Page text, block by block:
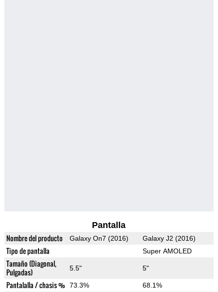
Pantalla
Nombre del producto Galaxy On7 (2016) Galaxy J2 (2016)
Tipo de pantalla Super AMOLED
Tamaño (Diagonal,
Pulgadas)
5.5" 5"
Pantalalla / chasis % 73.3% 68.1%